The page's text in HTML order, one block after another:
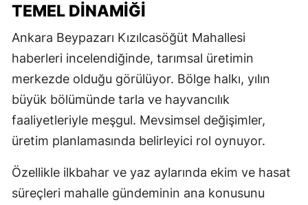
TEMEL DINAMIĞI
Ankara Beypazarı Kızılcasöğüt Mahallesi
haberleri incelendiğinde, tarımsal üretimin
merkezde olduğu görülüyor. Bölge halkı, yılın
büyük bölümünde tarla ve hayvancılık
faaliyetleriyle meşgul. Mevsimsel değişimler,
üretim planlamasında belirleyici rol oynuyor.
Özellikle ilkbahar ve yaz aylarında ekim ve hasat
süreçleri mahalle gündeminin ana konusunu